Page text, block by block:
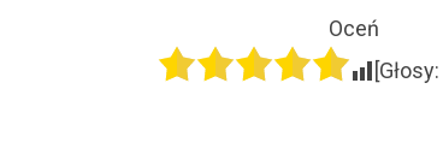
Oceń
[Głosy: